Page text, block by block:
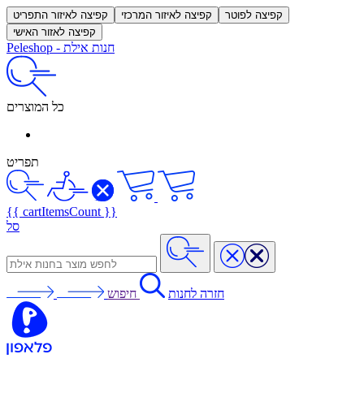
קפיצה לאיזור התפריט קפיצה לאיזור המרכזי
קפיצה לפוטר
קפיצה לאזור האישי
Peleshop - חנות אילת
כל המוצרים
תפריט
{{ cartItemsCount }}
סל
חזרה לחנות חיפוש